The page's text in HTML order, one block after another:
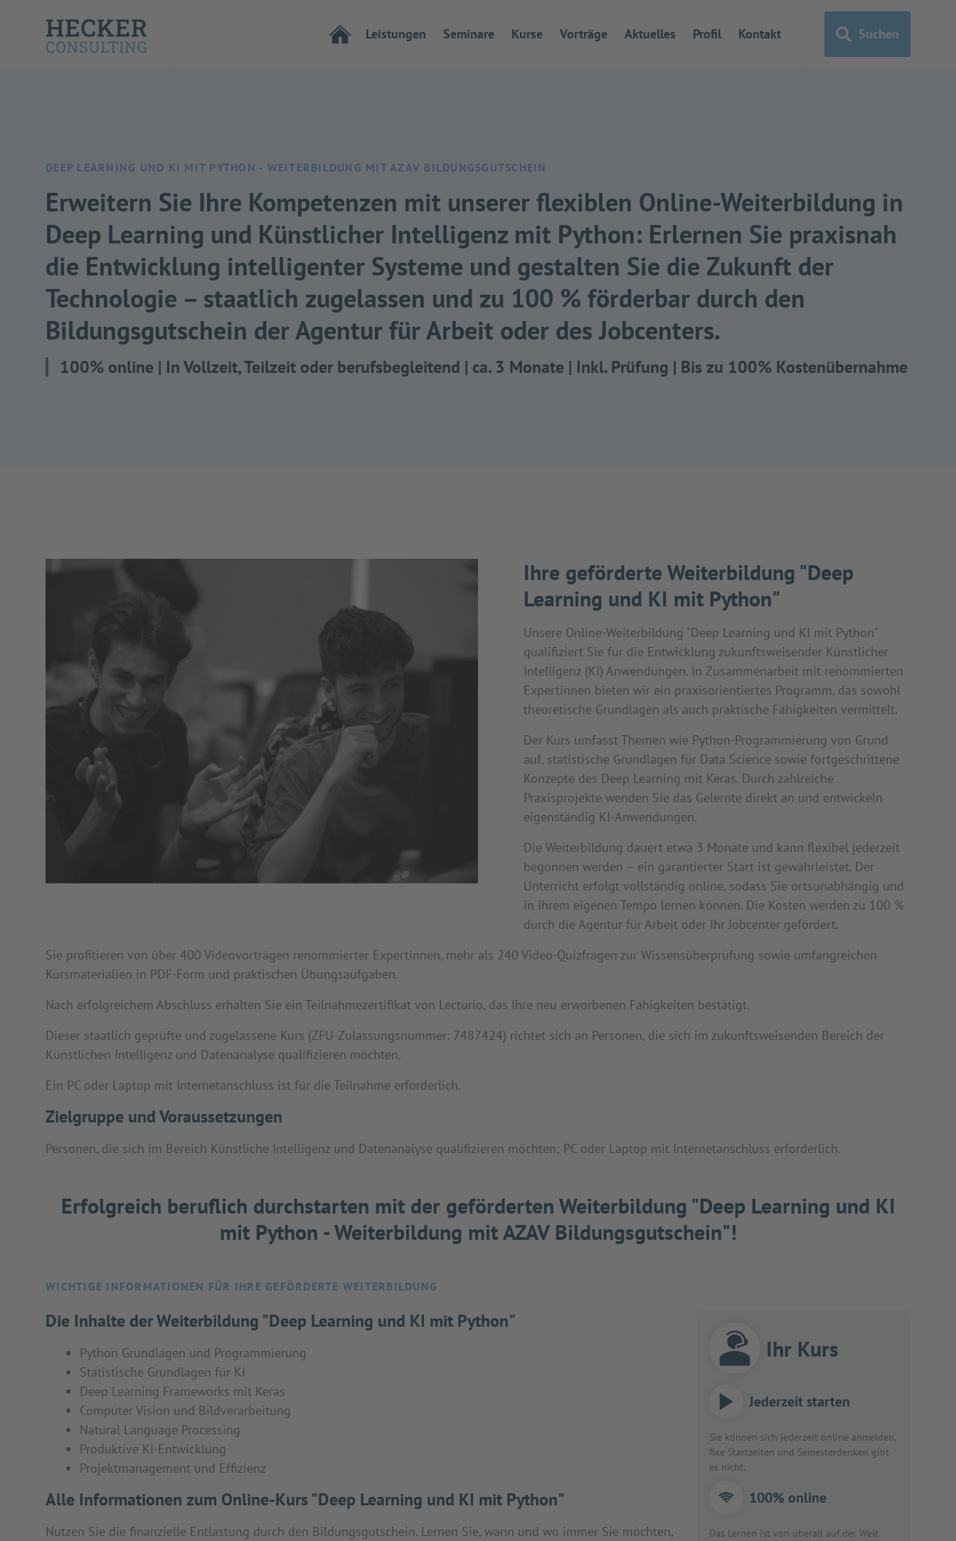
Leistungen Seminare Kurse Vorträge Aktuelles Profil Kontakt Suchen
DEEP LEARNING UND KI MIT PYTHON - WEITERBILDUNG MIT AZAV BILDUNGSGUTSCHEIN
Erweitern Sie Ihre Kompetenzen mit unserer flexiblen Online-Weiterbildung in
Deep Learning und Künstlicher Intelligenz mit Python: Erlernen Sie praxisnah
die Entwicklung intelligenter Systeme und gestalten Sie die Zukunft der
Technologie – staatlich zugelassen und zu 100 % förderbar durch den
Bildungsgutschein der Agentur für Arbeit oder des Jobcenters.
100% online | In Vollzeit, Teilzeit oder berufsbegleitend | ca. 3 Monate | Inkl. Prüfung | Bis zu 100% Kostenübernahme
Ihre geförderte Weiterbildung "Deep
Learning und KI mit Python"
Unsere Online-Weiterbildung "Deep Learning und KI mit Python"
qualifiziert Sie für die Entwicklung zukunftsweisender Künstlicher
Intelligenz (KI) Anwendungen. In Zusammenarbeit mit renommierten
Expertinnen bieten wir ein praxisorientiertes Programm, das sowohl
theoretische Grundlagen als auch praktische Fähigkeiten vermittelt.
Der Kurs umfasst Themen wie Python-Programmierung von Grund
auf, statistische Grundlagen für Data Science sowie fortgeschrittene
Konzepte des Deep Learning mit Keras. Durch zahlreiche
Praxisprojekte wenden Sie das Gelernte direkt an und entwickeln
eigenständig KI-Anwendungen.
Die Weiterbildung dauert etwa 3 Monate und kann flexibel jederzeit
begonnen werden – ein garantierter Start ist gewährleistet. Der
Unterricht erfolgt vollständig online, sodass Sie ortsunabhängig und
in Ihrem eigenen Tempo lernen können. Die Kosten werden zu 100 %
durch die Agentur für Arbeit oder Ihr Jobcenter gefördert.
Sie profitieren von über 400 Videovorträgen renommierter Expertinnen, mehr als 240 Video-Quizfragen zur Wissensüberprüfung sowie umfangreichen
Kursmaterialien in PDF-Form und praktischen Übungsaufgaben.
Nach erfolgreichem Abschluss erhalten Sie ein Teilnahmezertifikat von Lecturio, das Ihre neu erworbenen Fähigkeiten bestätigt.
Dieser staatlich geprüfte und zugelassene Kurs (ZFU-Zulassungsnummer: 7487424) richtet sich an Personen, die sich im zukunftsweisenden Bereich der
Künstlichen Intelligenz und Datenanalyse qualifizieren möchten.
Ein PC oder Laptop mit Internetanschluss ist für die Teilnahme erforderlich.
Zielgruppe und Voraussetzungen
Personen, die sich im Bereich Künstliche Intelligenz und Datenanalyse qualifizieren möchten; PC oder Laptop mit Internetanschluss erforderlich.
Erfolgreich beruflich durchstarten mit der geförderten Weiterbildung "Deep Learning und KI
mit Python - Weiterbildung mit AZAV Bildungsgutschein"!
WICHTIGE INFORMATIONEN FÜR IHRE GEFÖRDERTE WEITERBILDUNG
Die Inhalte der Weiterbildung "Deep Learning und KI mit Python"
Python Grundlagen und Programmierung
Statistische Grundlagen für KI
Deep Learning Frameworks mit Keras
Computer Vision und Bildverarbeitung
Natural Language Processing
Produktive KI-Entwicklung
Projektmanagement und Effizienz
Alle Informationen zum Online-Kurs "Deep Learning und KI mit Python"
Nutzen Sie die finanzielle Entlastung durch den Bildungsgutschein. Lernen Sie, wann und wo immer Sie möchten,
Ihr Kurs
Jederzeit starten
Sie können sich jederzeit online anmelden,
fixe Startzeiten und Semesterdenken gibt
es nicht.
100% online
Das Lernen ist von überall auf der Welt